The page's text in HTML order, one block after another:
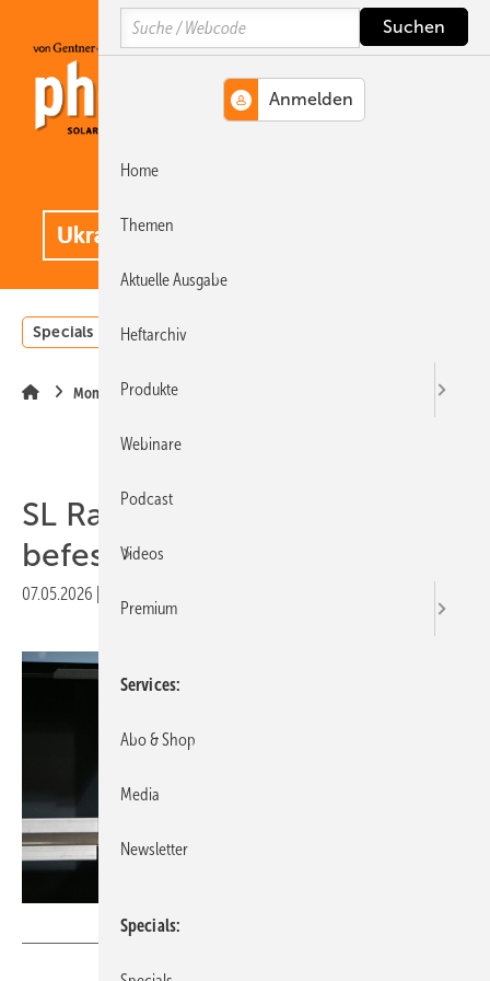
Hauptinhalt
Hauptmenü
SiteSearch
Specials Einstrahlungsatlas
Montage
SL Rack zeigt neuen
befestiger fürs Trapezblech
07.05.2026
Search
Home
Themen
Aktuelle Ausgabe
Heftarchiv
Produkte
Webinare
Podcast
Videos
Premium
Services
Abo & Shop
Media
Newsletter
Specials